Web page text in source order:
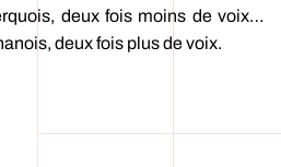
deux fois moins de voix…
deux fois plus de voix.